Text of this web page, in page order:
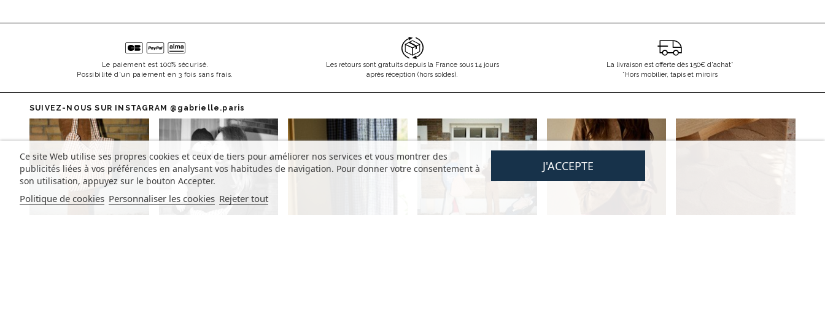
Le paiement est 100% sécurisé.
Possibilité d'un paiement en 3 fois sans frais.
Les retours sont gratuits depuis la France sous 14 jours
après réception (hors soldes).
La livraison est offerte dès 150€ d'achat*
*Hors mobilier, tapis et miroirs
SUIVEZ-NOUS SUR INSTAGRAM @gabrielle.paris
Ce site Web utilise ses propres cookies et ceux de tiers pour améliorer nos services et vous montrer des
publicités liées à vos préférences en analysant vos habitudes de navigation. Pour donner votre consentement à
son utilisation, appuyez sur le bouton Accepter.
Politique de cookies Personnaliser les cookies Rejeter tout
J'ACCEPTE